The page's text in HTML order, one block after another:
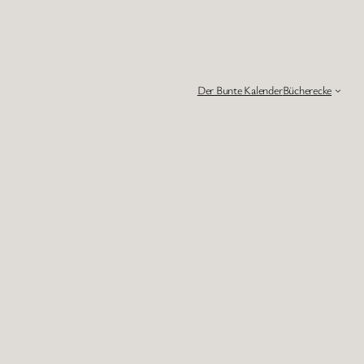
Der Bunte KalenderBücherecke